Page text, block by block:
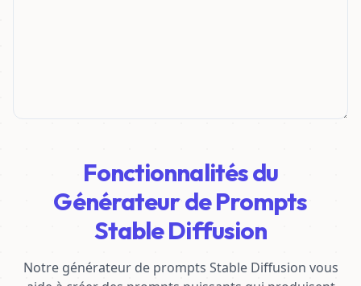
Fonctionnalités du
Générateur de Prompts
Stable Diffusion
Notre générateur de prompts Stable Diffusion vous